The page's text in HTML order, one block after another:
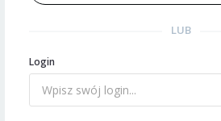
LUB
Login